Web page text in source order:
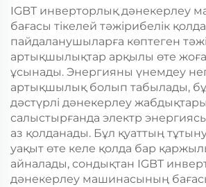
IGBT инверторлық дәнекерлеу
бағасы тікелей тәжірибелік
пайдаланушыларға көптеген
артықшылықтар арқылы өте
ұсынады. Энергияны үнемдеу
артықшылық болып табылады,
дәстүрлі дәнекерлеу
салыстырғанда электр
аз қолданады. Бұл қуаттың
уақыт өте келе қолда бар
айналады, сондықтан IGBT
дәнекерлеу машинасының